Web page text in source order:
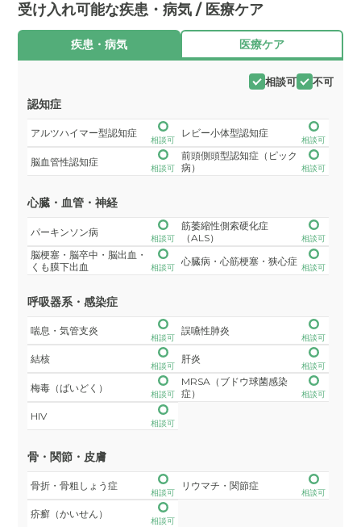
受け入れ可能な疾患・病気 / 医療ケア
疾患・病気 医療ケア
相談可 不可
認知症
アルツハイマー型認知症
相談可
レビー小体型認知症
相談可
脳血管性認知症
相談可
前頭側頭型認知症（ピック
病）
相談可
心臓・血管・神経
パーキンソン病
相談可
筋萎縮性側索硬化症
（ALS）
相談可
脳梗塞・脳卒中・脳出血・
くも膜下出血
相談可
心臓病・心筋梗塞・狭心症
相談可
呼吸器系・感染症
喘息・気管支炎
相談可
誤嚥性肺炎
相談可
結核
相談可
肝炎
相談可
梅毒（ばいどく）
相談可
MRSA（ブドウ球菌感染
症）
相談可
HIV
相談可
骨・関節・皮膚
骨折・骨粗しょう症
相談可
リウマチ・関節症
相談可
疥癬（かいせん）
相談可